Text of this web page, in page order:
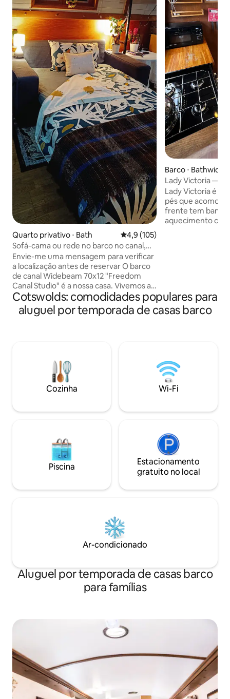
Quarto privativo ⋅ Bath 4,9 de uma avaliação média de
4,9 (105)
Sofá-cama ou rede no barco no canal,
banheira
Envie-me uma mensagem para verificar
a localização antes de reservar O barco
de canal Widebeam 70x12 "Freedom
Canal Studio" é a nossa casa. Vivemos a
bordo. Os hóspedes compartilham
nossa casa. Até 3 hóspedes: 2 em sofá-
cama duplo, 1 em rede. A rede também
de telhado. Vida única em um barco no
canal. Este é um espaço compartilhado
durante o dia, seu exclusivamente à
noite, quer você reserve para 1,2 ou 3
Barco ⋅ Bathwick
Lady Victoria —
2 hóspedes
Lady Victoria é
pés que acomoda 2
frente tem
aquecimento
cozinha interior
lindamente
geladeira, fogão
Cotswolds: comodidades populares para
aluguel por temporada de casas barco
Cozinha Wi-Fi
Piscina
Estacionamento
gratuito no local
Ar-condicionado
Aluguel por temporada de casas barco
para famílias